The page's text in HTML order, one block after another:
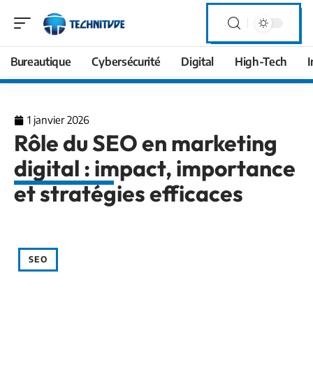
Bureautique Cybersécurité Digital High-Tech
1 janvier 2026
Rôle du SEO en marketing
digital : impact, importance
et stratégies efficaces
SEO